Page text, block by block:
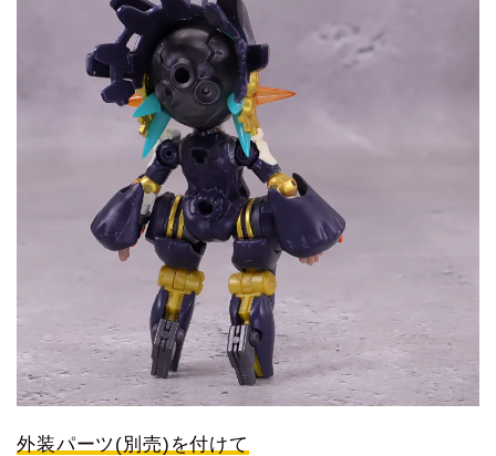
外装パーツ(別売)を付けて